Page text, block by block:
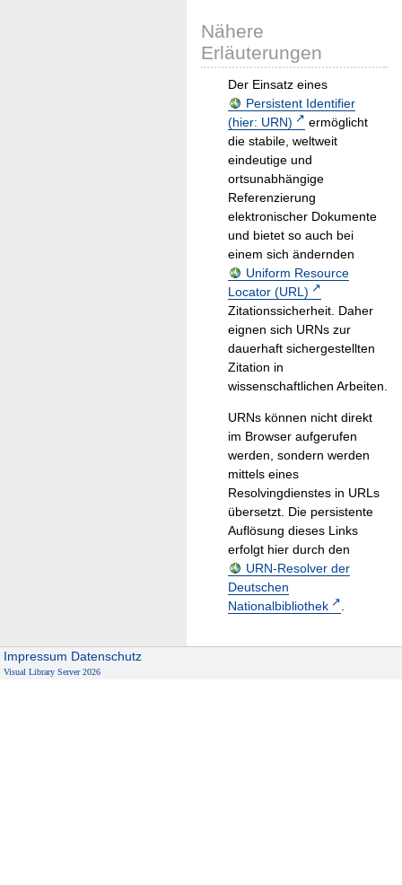
Nähere
Erläuterungen
Der Einsatz eines
Persistent Identifier
(hier: URN)
ermöglicht
die stabile, weltweit
eindeutige und
ortsunabhängige
Referenzierung
elektronischer Dokumente
und bietet so auch bei
einem sich ändernden
Uniform Resource
Locator (URL)
Zitationssicherheit. Daher
eignen sich URNs zur
dauerhaft sichergestellten
Zitation in
wissenschaftlichen Arbeiten.
URNs können nicht direkt
im Browser aufgerufen
werden, sondern werden
mittels eines
Resolvingdienstes in URLs
übersetzt. Die persistente
Auflösung dieses Links
erfolgt hier durch den
URN-Resolver der
Deutschen
Nationalbibliothek
.
Impressum Datenschutz
Visual Library Server 2026